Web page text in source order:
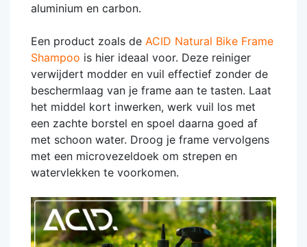
aluminium en carbon.
Een product zoals de ACID Natural Bike Frame
Shampoo is hier ideaal voor. Deze reiniger
verwijdert modder en vuil effectief zonder de
beschermlaag van je frame aan te tasten. Laat
het middel kort inwerken, werk vuil los met
een zachte borstel en spoel daarna goed af
met schoon water. Droog je frame vervolgens
met een microvezeldoek om strepen en
watervlekken te voorkomen.